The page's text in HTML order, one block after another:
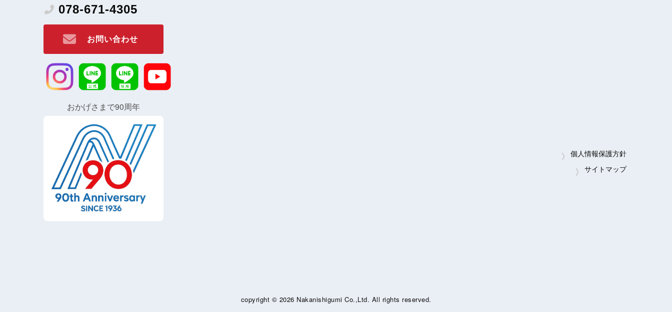
078-671-4305
お問い合わせ
おかげさまで90周年
個人情報保護方針
サイトマップ
copyright © 2026 Nakanishigumi Co.,Ltd. All rights reserved.